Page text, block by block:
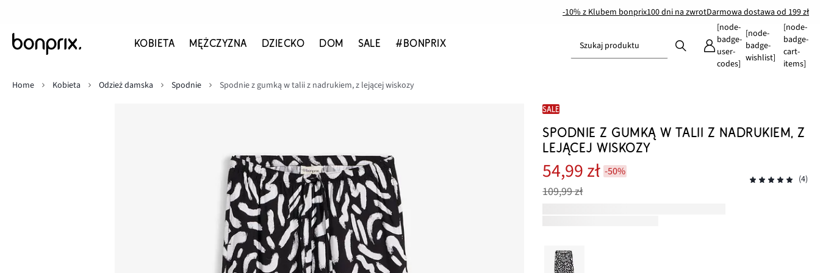
-10% z Klubem bonprix100 dni na zwrotDarmowa dostawa od 199 zł
KOBIETA MĘŻCZYZNA DZIECKO DOM SALE #BONPRIX Szukaj produktu
[node-
badge-
user-
codes]
[node-
badge-
wishlist]
[node-
badge-
cart-
items]
Home
Kobieta Odzież damska Spodnie Spodnie z gumką w talii z nadrukiem, z lejącej wiskozy
SALE
SPODNIE Z GUMKĄ W TALII Z NADRUKIEM, Z
LEJĄCEJ WISKOZY
54,99 zł -50%
109,99 zł
(4)